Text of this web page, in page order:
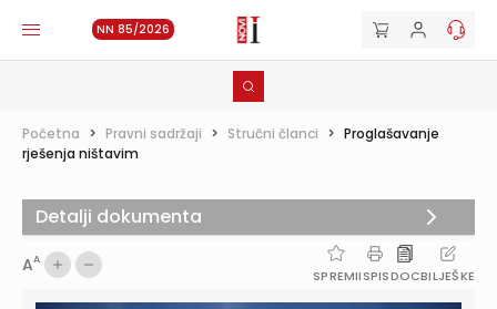
NN 85/2026
Početna > Pravni sadržaji > Stručni članci > Proglašavanje
rješenja ništavim
AA
SPREMIISPISDOCBILJEŠKE
Detalji dokumenta